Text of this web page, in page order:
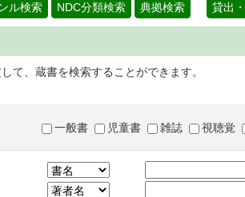
ル検索 NDC分類検索 典拠検索 貸出
て、蔵書を検索することができます。
一般書 児童書 雑誌 視聴覚